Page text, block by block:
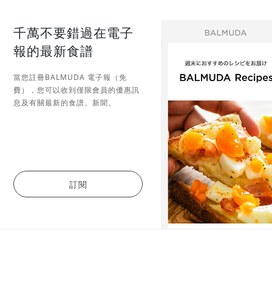
千萬不要錯過在電子
報的最新食譜
當您註冊BALMUDA 電子報（免
費），您可以收到僅限會員的優惠訊
息及有關最新的食譜、新聞。
訂閱